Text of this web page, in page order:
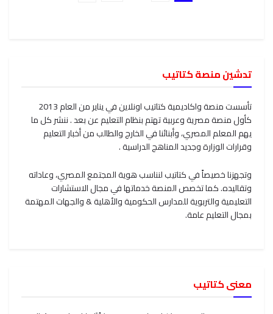
تدشين منصة كتاتيب
تأسست منصة واكاديمية كتاتيب اونلاين في يناير من العام 2013
كأول منصة مصرية وعربية تهتم بنظام التعليم عن بعد . ننشر كل ما
يهم المعلم المصري، وأبنائنا في الخارج والطالب من أخبار التعليم
وقرارات الوزارة وجديد المناهج الدراسية .
وتجهزنا خصيصاً في كتاتيب لنناسب هوية المجتمع المصري، وعاداته
وتقاليده. كما تخصص المنصة خدماتها في مجال الاستشارات
التعليمية والتربوية للمدارس الحكومية والأهلية & والجهات المهتمة
بمجال التعليم عامة.
معنى كتاتيب